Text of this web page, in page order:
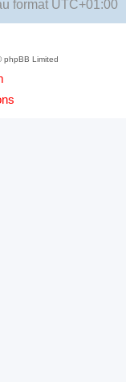
format UTC+01:00
phpBB Limited